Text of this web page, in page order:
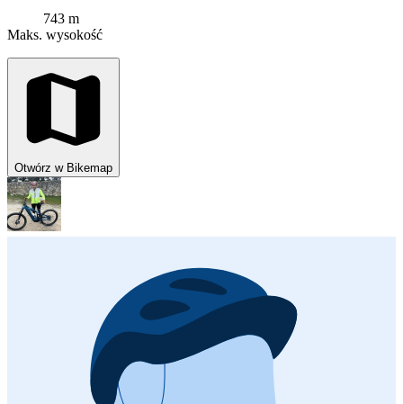
743 m
Maks. wysokość
Otwórz w Bikemap